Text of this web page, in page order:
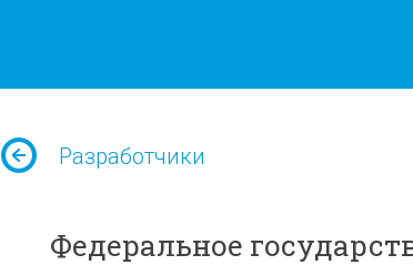
Разработчики
Федеральное